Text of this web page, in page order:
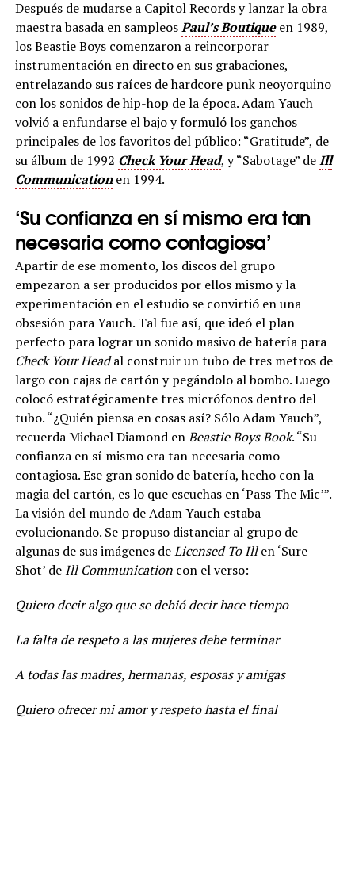
Después de mudarse a Capitol Records y lanzar la obra
maestra basada en sampleosPaul’s Boutiqueen 1989,
los Beastie Boys comenzaron a reincorporar
instrumentación en directo en sus grabaciones,
entrelazando sus raíces de hardcore punk neoyorquino
con los sonidos de hip-hop de la época. Adam Yauch
volvió a enfundarse el bajo y formuló los ganchos
principales de los favoritos del público: “Gratitude”, de
su álbum de 1992 Check Your Head, y “Sabotage” deIll
Communicationen 1994.
‘Su confianza en sí mismo era tan
necesaria como contagiosa’
Apartir de ese momento, los discos del grupo
empezaron a ser producidos por ellos mismo y la
experimentación en el estudio se convirtió en una
obsesión para Yauch. Tal fue así, que ideó el plan
perfecto para lograr un sonido masivo de batería para
Check Your Headal construir un tubo de tres metros de
largo con cajas de cartón y pegándolo al bombo. Luego
colocó estratégicamente tres micrófonos dentro del
tubo. “¿Quién piensa en cosas así? Sólo Adam Yauch”,
recuerda Michael Diamond enBeastie Boys Book. “Su
confianza en sí mismo era tan necesaria como
contagiosa. Ese gran sonido de batería, hecho con la
magia del cartón, es lo que escuchas en ‘Pass The Mic’”.
La visión del mundo de Adam Yauch estaba
evolucionando. Se propuso distanciar al grupo de
algunas de sus imágenes deLicensed To Illen ‘Sure
Shot’ de Ill Communicationcon el verso:
Quiero decir algo que se debió decir hace tiempo
La falta de respeto a las mujeres debe terminar
A todas las madres, hermanas, esposas y amigas
Quiero ofrecer mi amor y respeto hasta el final